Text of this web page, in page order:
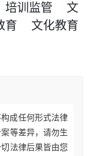
培训监管
文
育 文化教育
成任何形式法律
等差异，请勿生
法律后果皆由您